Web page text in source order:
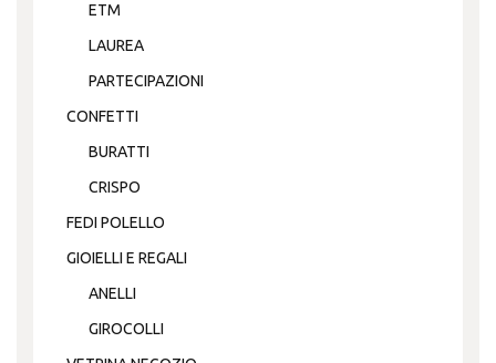
ETM
LAUREA
PARTECIPAZIONI
CONFETTI
BURATTI
CRISPO
FEDI POLELLO
GIOIELLI E REGALI
ANELLI
GIROCOLLI